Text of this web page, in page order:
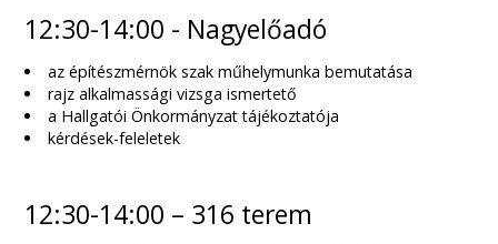
12:30-14:00 - Nagyelőadó
az építészmérnök szak műhelymunka bemutatása
rajz alkalmassági vizsga ismertető
a Hallgatói Önkormányzat tájékoztatója
kérdések-feleletek
12:30-14:00 – 316 terem